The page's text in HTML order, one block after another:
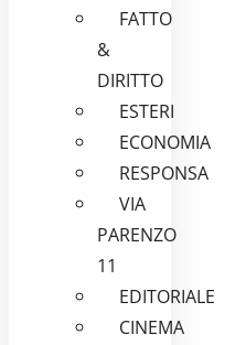
FATTO
&
DIRITTO
ESTERI
ECONOMIA
RESPONSA
VIA
PARENZO
11
EDITORIALE
CINEMA